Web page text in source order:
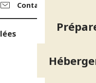
Contactez-nous